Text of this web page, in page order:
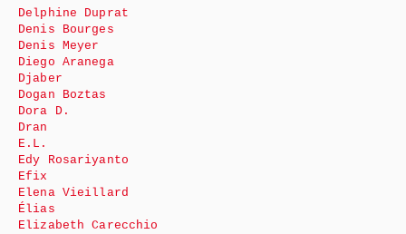
Delphine Duprat
Denis Bourges
Denis Meyer
Diego Aranega
Djaber
Dogan Boztas
Dora D.
Dran
E.L.
Edy Rosariyanto
Efix
Elena Vieillard
Élias
Elizabeth Carecchio